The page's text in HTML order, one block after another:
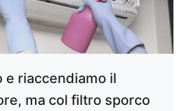
e riaccendiamo il
ma col filtro sporco